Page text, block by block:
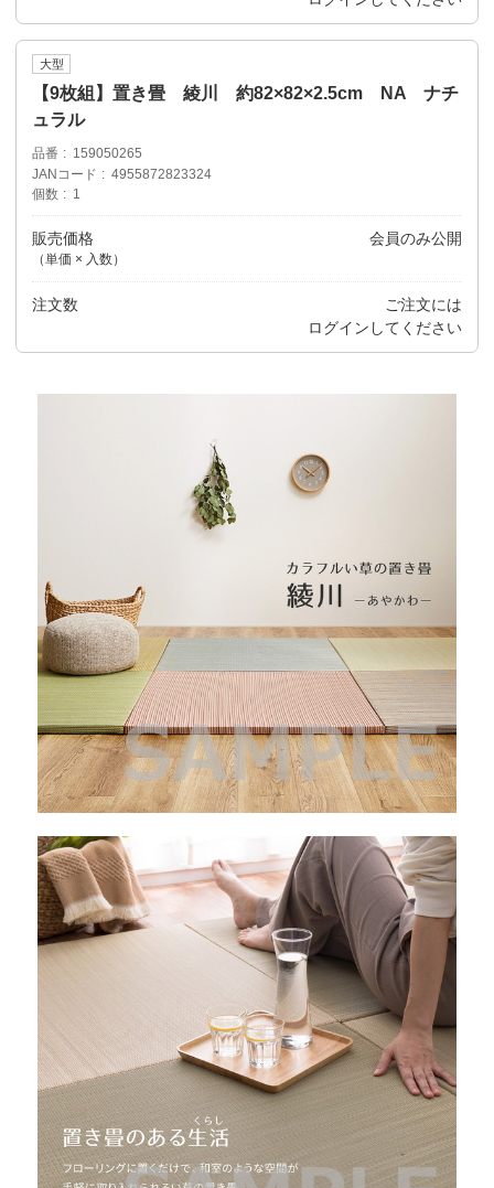
大型
【9枚組】置き畳 綾川 約82×82×2.5cm NA ナチ
ュラル
品番
159050265
JANコード
4955872823324
個数
1
販売価格
（単価 × 入数）
会員のみ公開
注文数
ご注文には
ログイン してください